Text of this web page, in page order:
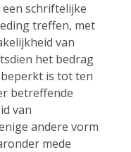
schriftelijke
treffen, met
van
het bedrag
is tot ten
betreffende
van
andere vorm
mede